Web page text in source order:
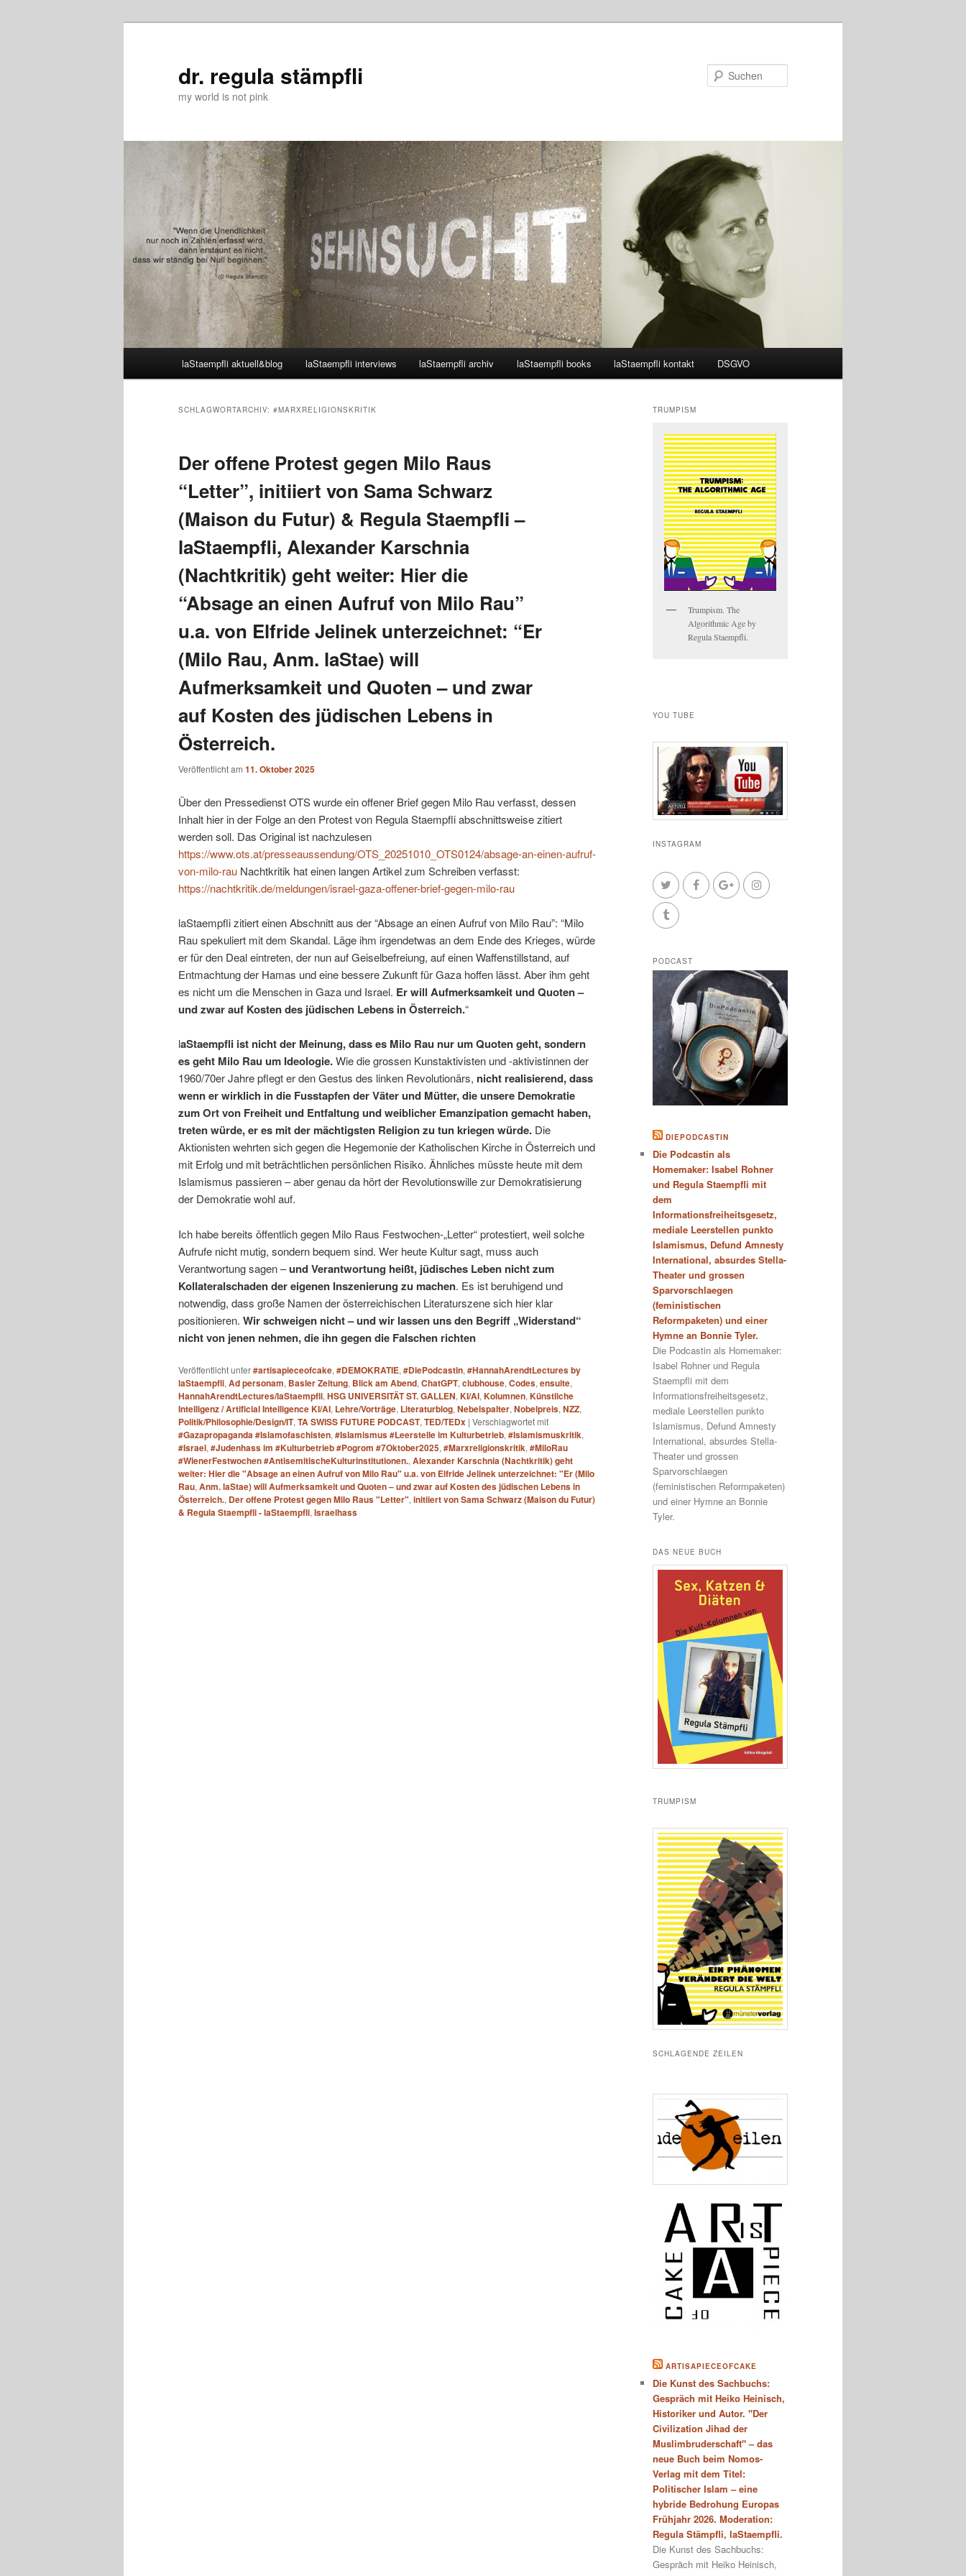
dr. regula stämpfli
my world is not pink
laStaempfli aktuell&blog laStaempfli interviews laStaempfli archiv laStaempfli books laStaempfli kontakt DSGVO
SCHLAGWORTARCHIV: #MARXRELIGIONSKRITIK
Der offene Protest gegen Milo Raus
“Letter”, initiiert von Sama Schwarz
(Maison du Futur) & Regula Staempfli –
laStaempfli, Alexander Karschnia
(Nachtkritik) geht weiter: Hier die
“Absage an einen Aufruf von Milo Rau”
u.a. von Elfride Jelinek unterzeichnet: “Er
(Milo Rau, Anm. laStae) will
Aufmerksamkeit und Quoten – und zwar
auf Kosten des jüdischen Lebens in
Österreich.
Veröffentlicht am 11. Oktober 2025
Über den Pressedienst OTS wurde ein offener Brief gegen Milo Rau verfasst, dessen
Inhalt hier in der Folge an den Protest von Regula Staempfli abschnittsweise zitiert
werden soll. Das Original ist nachzulesen
https://www.ots.at/presseaussendung/OTS_20251010_OTS0124/absage-an-einen-aufruf-
von-milo-rau Nachtkritik hat einen langen Artikel zum Schreiben verfasst:
https://nachtkritik.de/meldungen/israel-gaza-offener-brief-gegen-milo-rau
laStaempfli zitiert einen Abschnitt aus der “Absage an einen Aufruf von Milo Rau”: “Milo
Rau spekuliert mit dem Skandal. Läge ihm irgendetwas an dem Ende des Krieges, würde
er für den Deal eintreten, der nun auf Geiselbefreiung, auf einen Waffenstillstand, auf
Entmachtung der Hamas und eine bessere Zukunft für Gaza hoffen lässt. Aber ihm geht
es nicht um die Menschen in Gaza und Israel. Er will Aufmerksamkeit und Quoten –
und zwar auf Kosten des jüdischen Lebens in Österreich.“
laStaempfli ist nicht der Meinung, dass es Milo Rau nur um Quoten geht, sondern
es geht Milo Rau um Ideologie.Wie die grossen Kunstaktivisten und -aktivistinnen der
1960/70er Jahre pflegt er den Gestus des linken Revolutionärs, nicht realisierend, dass
wenn er wirklich in die Fusstapfen der Väter und Mütter, die unsere Demokratie
zum Ort von Freiheit und Entfaltung und weiblicher Emanzipation gemacht haben,
treten würde, er es mit der mächtigsten Religion zu tun kriegen würde. Die
Aktionisten wehrten sich gegen die Hegemonie der Katholischen Kirche in Österreich und
mit Erfolg und mit beträchtlichen persönlichen Risiko. Ähnliches müsste heute mit dem
Islamismus passieren – aber genau da hört der Revolutionswille zur Demokratisierung
der Demokratie wohl auf.
Ich habe bereits öffentlich gegen Milo Raus Festwochen-„Letter“ protestiert, weil solche
Aufrufe nicht mutig, sondern bequem sind. Wer heute Kultur sagt, muss auch
Verantwortung sagen –und Verantwortung heißt, jüdisches Leben nicht zum
Kollateralschaden der eigenen Inszenierung zu machen. Es ist beruhigend und
notwendig, dass große Namen der österreichischen Literaturszene sich hier klar
positionieren. Wir schweigen nicht – und wir lassen uns den Begriff „Widerstand“
nicht von jenen nehmen, die ihn gegen die Falschen richten
Veröffentlicht unter#artisapieceofcake, #DEMOKRATIE, #DiePodcastin, #HannahArendtLectures by
laStaempfli, Ad personam, Basler Zeitung, Blick am Abend, ChatGPT, clubhouse, Codes, ensuite,
HannahArendtLectures/laStaempfli, HSG UNIVERSITÄT ST. GALLEN, KI/AI, Kolumnen, Künstliche
Intelligenz / Artificial Intelligence KI/AI, Lehre/Vorträge, Literaturblog, Nebelspalter, Nobelpreis, NZZ,
Politik/Philosophie/Design/IT, TA SWISS FUTURE PODCAST, TED/TEDx | Verschlagwortet mit
#Gazapropaganda #Islamofaschisten, #Islamismus #Leerstelle im Kulturbetrieb, #Islamismuskritik,
#Israel, #Judenhass im #Kulturbetrieb #Pogrom #7Oktober2025, #Marxreligionskritik, #MiloRau
#WienerFestwochen #AntisemitischeKulturinstitutionen., Alexander Karschnia (Nachtkritik) geht
weiter: Hier die "Absage an einen Aufruf von Milo Rau" u.a. von Elfride Jelinek unterzeichnet: "Er (Milo
Rau, Anm. laStae) will Aufmerksamkeit und Quoten – und zwar auf Kosten des jüdischen Lebens in
Österreich., Der offene Protest gegen Milo Raus "Letter", initiiert von Sama Schwarz (Maison du Futur)
& Regula Staempfli - laStaempfli, Israelhass
TRUMPISM
Trumpism. The
Algorithmic Age by
Regula Staempfli.
YOU TUBE
INSTAGRAM
PODCAST
DIEPODCASTIN
Die Podcastin als
Homemaker: Isabel Rohner
und Regula Staempfli mit
dem
Informationsfreiheitsgesetz,
mediale Leerstellen punkto
Islamismus, Defund Amnesty
International, absurdes Stella-
Theater und grossen
Sparvorschlaegen
(feministischen
Reformpaketen) und einer
Hymne an Bonnie Tyler.
Die Podcastin als Homemaker:
Isabel Rohner und Regula
Staempfli mit dem
Informationsfreiheitsgesetz,
mediale Leerstellen punkto
Islamismus, Defund Amnesty
International, absurdes Stella-
Theater und grossen
Sparvorschlaegen
(feministischen Reformpaketen)
und einer Hymne an Bonnie
Tyler.
DAS NEUE BUCH
TRUMPISM
SCHLAGENDE ZEILEN
ARTISAPIECEOFCAKE
Die Kunst des Sachbuchs:
Gespräch mit Heiko Heinisch,
Historiker und Autor. "Der
Civilization Jihad der
Muslimbruderschaft" – das
neue Buch beim Nomos-
Verlag mit dem Titel:
Politischer Islam – eine
hybride Bedrohung Europas
Frühjahr 2026. Moderation:
Regula Stämpfli, laStaempfli.
Die Kunst des Sachbuchs:
Gespräch mit Heiko Heinisch,